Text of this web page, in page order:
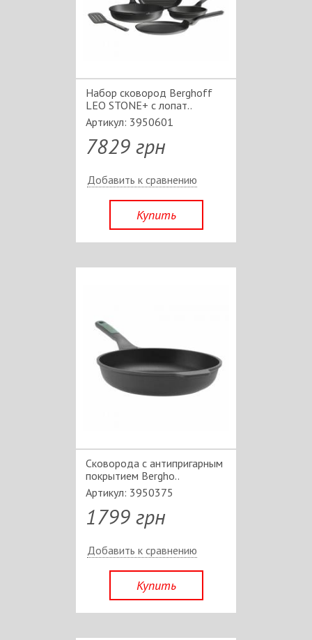
Набор сковород Berghoff
LEO STONE+ с лопат..
Артикул: 3950601
7829 грн
Добавить к сравнению
Купить
Сковорода с антипригарным
покрытием Bergho..
Артикул: 3950375
1799 грн
Добавить к сравнению
Купить